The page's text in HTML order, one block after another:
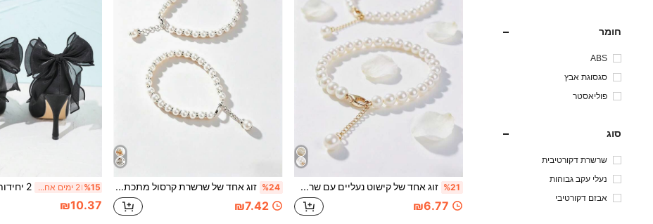
חומר
ABS
סגסוגת אבץ
פוליאסטר
סוג
שרשרת דקורטיבית
נעלי עקב גבוהות
אבזם דקורטיבי
%21 זוג אחד של קישוט נעליים עם שרשרת מתכת מחרוזי פני מלאכותיים, סגנון מינימליסטי יוקרתי + פרח נעליים רב-שימושי בסגנון צרפתי, ניתן לשלב בחופשיות עם נעלי עקב גבוה, כפכפים, סנדלים וכו', פריט פרימיום טיפוסי "מתאים לנסיעות / דייט", אורך מתכוונן
₪6.77
%24 זוג אחד של שרשרת קרסול מתכתית עם פנינים מלאכותיות, אביזר קישוט לנעליים, סגנון מינימליסטי יוקרתי + סגנון צרפתי רב-שימושי ליומיום, שילוב מושלם של חמימות הפנינים והאלגנטיות של עיטורי זהב, פריט יוקרתי טיפוסי ל"נסיעה לעבודה / דייט", אורך מתכוונן
₪7.42
%15 2 ימים אחרונים
₪10.37